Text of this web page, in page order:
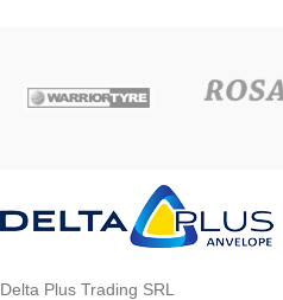
Delta Plus Trading SRL